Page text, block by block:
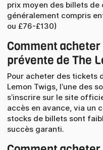
prix moyen des billets
généralement compris
ou £76-£130)
Comment acheter des billets en
prévente de The
Pour acheter des tickets
Lemon Twigs, l’une des
s’inscrire sur le site
accès en avance, via un
stocks de billets sont
succès garanti.